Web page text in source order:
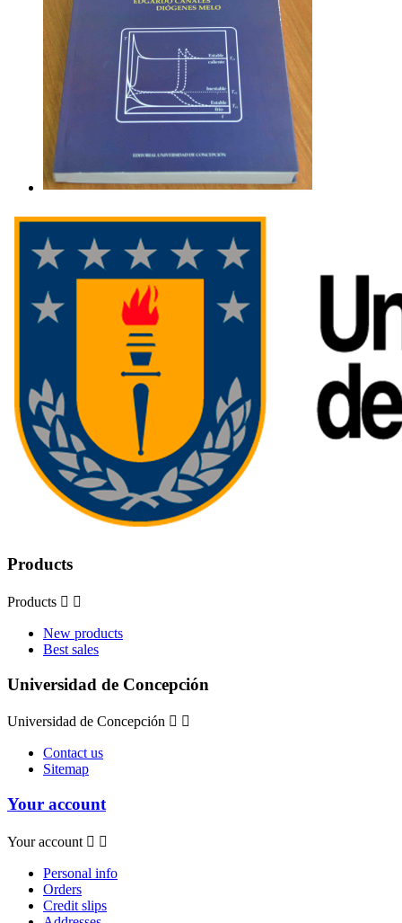
Products
Products  
New products
Best sales
Universidad de Concepción
Universidad de Concepción  
Contact us
Sitemap
Your account
Your account  
Personal info
Orders
Credit slips